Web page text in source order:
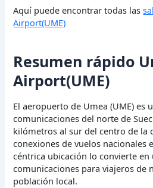
Aquí puede encontrar todas las
Airport(UME)
Resumen rápido
Airport(UME)
El aeropuerto de Umea (UME)
comunicaciones del norte de
kilómetros al sur del centro de la
conexiones de vuelos nacionales
céntrica ubicación lo convierte
comunicaciones para viajeros de
población local.